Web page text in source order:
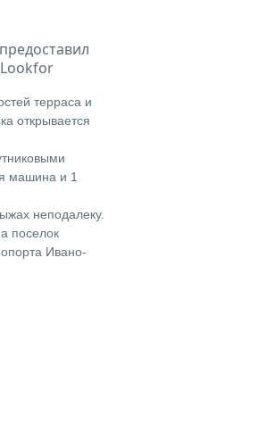
терраса и
открывается
машина и 1
неподалеку.
поселок
Ивано-